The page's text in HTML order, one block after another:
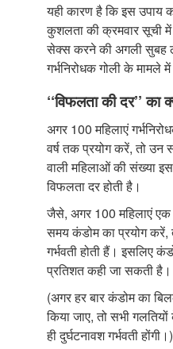
यही कारण है कि इस उपाय
कुशलता की क्रमवार सूची में
सेक्स करने की अगली सुबह
गर्भनिरोधक गोली के मामले
‘‘विफलता की दर’’ का
अगर 100 महिलाएं
वर्ष तक प्रयोग करें, तो उन
वाली महिलाओं की संख्या
विफलता दर होती है।
जैसे, अगर 100 महिलाएं
समय कंडोम का प्रयोग करें,
गर्भवती होती हैं। इसलिए
प्रतिशत कही जा सकती है।
(अगर हर बार कंडोम का
किया जाए, तो सभी
ही दुर्घटनावश गर्भवती होंगी।)